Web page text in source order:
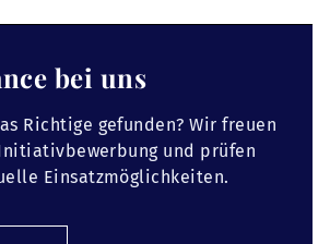
bei uns
Richtige gefunden? Wir freuen
und prüfen
Einsatzmöglichkeiten.